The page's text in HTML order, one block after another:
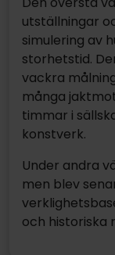
utställningar
simulering av
storhetstid.
vackra
många
timmar i
konstverk.
Under andra
men blev
och historiska